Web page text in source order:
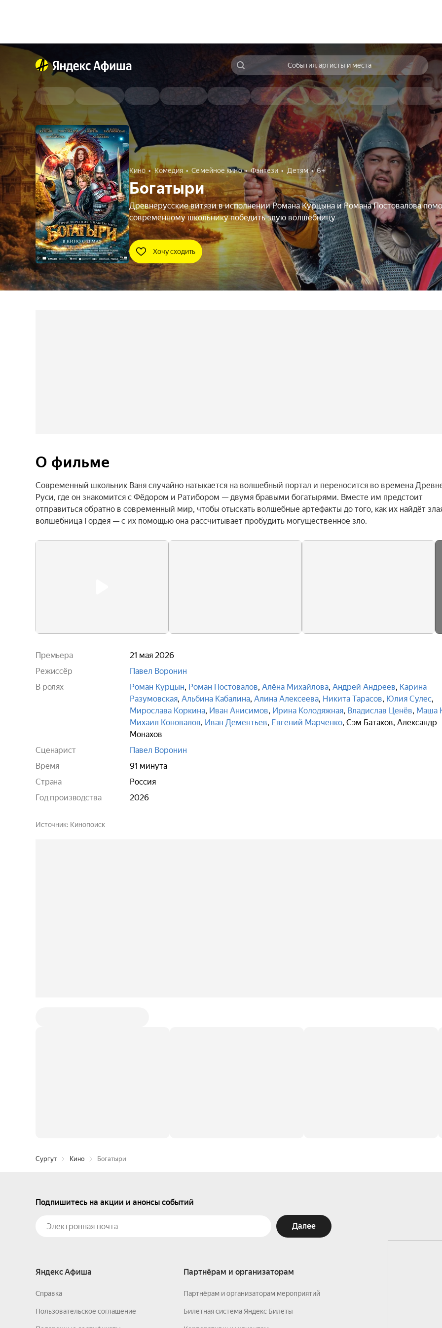
События, артисты и места
Кино Комедия Семейное кино Фэнтези Детям 6+
Богатыри
Древнерусские витязи в исполнении Романа Курцына и Романа Постовалова
современному школьнику победить злую волшебницу
Хочу сходить
О фильме
Современный школьник Ваня случайно натыкается на волшебный портал и переносится во времена
Руси, где он знакомится с Фёдором и Ратибором — двумя бравыми богатырями. Вместе им предстоит
отправиться обратно в современный мир, чтобы отыскать волшебные артефакты до того, как их найдёт
волшебница Гордея — с их помощью она рассчитывает пробудить могущественное зло.
Премьера
21 мая 2026
Режиссёр
Павел Воронин
В ролях
Роман Курцын, Роман Постовалов, Алёна Михайлова, Андрей Андреев, Карина
Разумовская, Альбина Кабалина, Алина Алексеева, Никита Тарасов, Юлия Сулес,
Мирослава Коркина, Иван Анисимов, Ирина Колодяжная, Владислав Ценёв, Маша
Михаил Коновалов, Иван Дементьев, Евгений Марченко, Сэм Батаков, Александр
Монахов
Сценарист
Павел Воронин
Время
91 минута
Страна
Россия
Год производства
2026
Источник Кинопоиск
Сургут Кино Богатыри
Подпишитесь на акции и анонсы событий
Далее
Яндекс Афиша
Справка
Пользовательское соглашение
Партнёрам и организаторам
Партнёрам и организаторам мероприятий
Билетная система Яндекс Билеты